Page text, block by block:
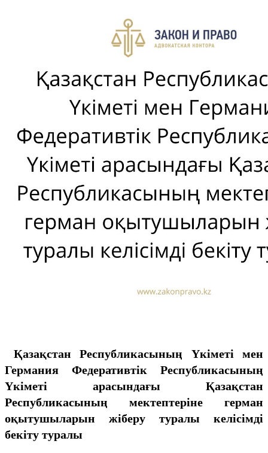
Қазақстан Республикасының Үкіметі мен
Германия Федеративтік Республикасының
Үкіметі арасындағы Қазақстан
Республикасының мектептеріне герман
оқытушыларын жіберу туралы келісімді
бекіту туралы